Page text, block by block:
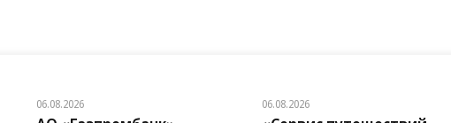
06.08.2026 06.08.2026